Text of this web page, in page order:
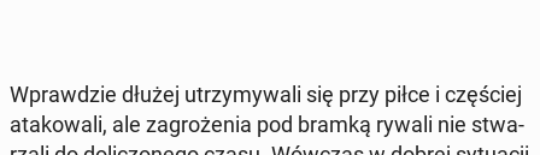
Wpraw­dzie dłużej utrzy­my­wa­li się przy piłce i czę­ściej
ata­ko­wa­li, ale za­gro­że­nia pod bramką rywali nie stwa­